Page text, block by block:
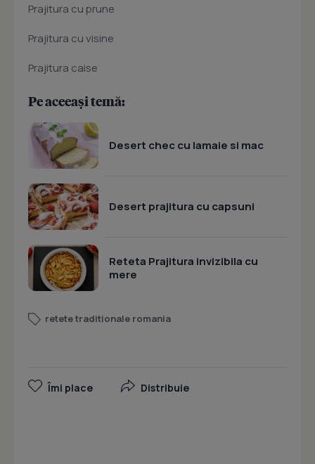
Prajitura cu prune
Prajitura cu visine
Prajitura caise
Pe aceeași temă:
Desert chec cu lamaie si mac
Desert prajitura cu capsuni
Reteta Prajitura invizibila cu
mere
retete traditionale romania
Îmi place Distribuie